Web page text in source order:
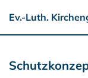
Ev.-Luth.